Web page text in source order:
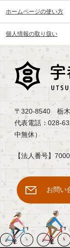
ホームページの使い方
個人情報の取り扱い
〒320-8540 栃木
代表電話：028-
中無休）
【法人番号】
お問い